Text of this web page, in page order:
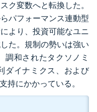
ク変数へと転換した。
パフォーマンス連動型
より、投資可能なユニ
た。規制の勢いは強い
調和されたタクソノミ
ダイナミクス、および
持にかかっている。